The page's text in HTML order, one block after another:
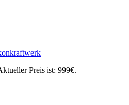
Preis ist: 999€.